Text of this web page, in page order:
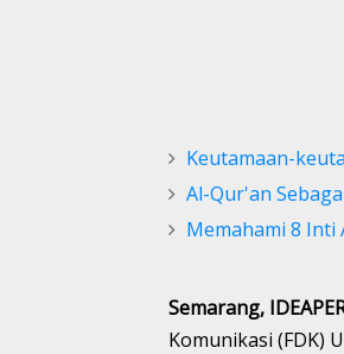
Keutamaan-
Al-Qur'an
Memahami 8 Inti
Semarang,
Komunikasi (FDK)